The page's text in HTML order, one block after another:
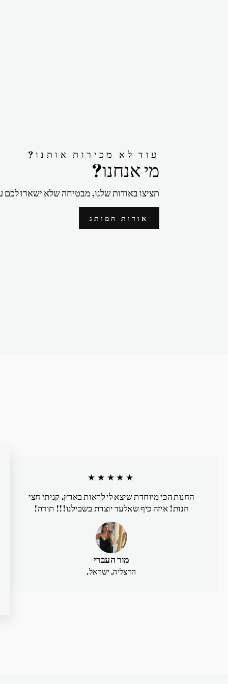
?עוד לא מכירות אותנו
?מי אנחנו
תציצו באודות שלנו, מבטיחה שלא ישארו לכם
אודות המותג
★★★★★
החנות הכי מיוחדת שיצא לי לראות בארץ. קניתי חצי
חנות! איזה כיף שאלעד יוצרת בשבילנו!!! תודה!
מור העברי
הרצליה, ישראל.